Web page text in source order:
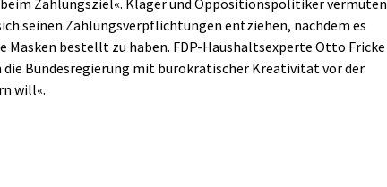
seinen Zahlungsverpflichtungen entziehen, nachdem es
bestellt zu haben. FDP-Haushaltsexperte Otto Fricke
die Bundesregierung mit bürokratischer Kreativität vor der
will«.